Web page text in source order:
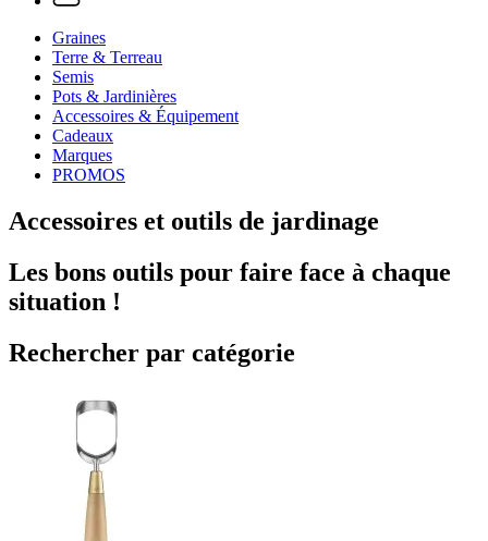
Graines
Terre & Terreau
Semis
Pots & Jardinières
Accessoires & Équipement
Cadeaux
Marques
PROMOS
Accessoires et outils de jardinage
Les bons outils pour faire face à chaque
situation !
Rechercher par catégorie